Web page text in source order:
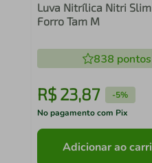
Luva Nitrílica Nitri Slim
Forro Tam M
838 pontos
R$ 23,87 -5%
No pagamento com Pix
Adicionar ao